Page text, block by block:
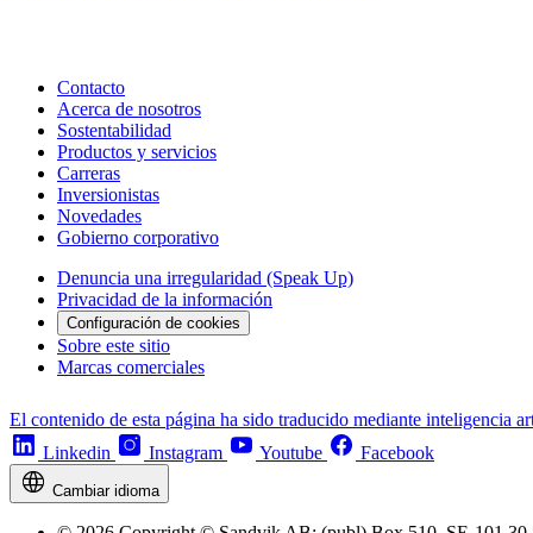
Contacto
Acerca de nosotros
Sostentabilidad
Productos y servicios
Carreras
Inversionistas
Novedades
Gobierno corporativo
Denuncia una irregularidad (Speak Up)
Privacidad de la información
Configuración de cookies
Sobre este sitio
Marcas comerciales
El contenido de esta página ha sido traducido mediante inteligencia
Linkedin
Instagram Youtube Facebook
Cambiar idioma